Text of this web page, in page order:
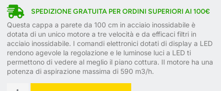
SPEDIZIONE GRATUITA PER ORDINI SUPERIORI AI 100€
Questa cappa a parete da 100 cm in acciaio inossidabile è
dotata di un unico motore a tre velocità e da efficaci filtri in
acciaio inossidabile. I comandi elettronici dotati di display a LED
rendono agevole la regolazione e le luminose luci a LED ti
permettono di vedere al meglio il piano cottura. Il motore ha una
potenza di aspirazione massima di 590 m3/h.